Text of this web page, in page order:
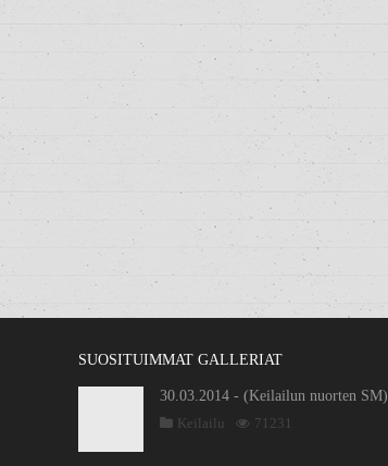
SUOSITUIMMAT GALLERIAT
30.03.2014 - (Keilailun nuorten SM)
Keilailu
71231